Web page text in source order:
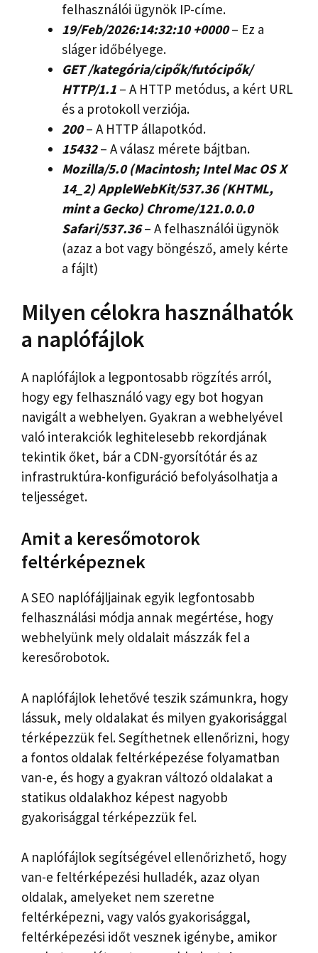
felhasználói ügynök IP-címe.
19/Feb/2026:14:32:10 +0000– Ez a
sláger időbélyege.
GET /kategória/cipők/futócipők/
HTTP/1.1 – A HTTP metódus, a kért URL
és a protokoll verziója.
200– A HTTP állapotkód.
15432– A válasz mérete bájtban.
Mozilla/5.0 (Macintosh; Intel Mac OS X
14_2) AppleWebKit/537.36 (KHTML,
mint a Gecko) Chrome/121.0.0.0
Safari/537.36– A felhasználói ügynök
(azaz a bot vagy böngésző, amely kérte
a fájlt)
Milyen célokra használhatók
a naplófájlok
A naplófájlok a legpontosabb rögzítés arról,
hogy egy felhasználó vagy egy bot hogyan
navigált a webhelyen. Gyakran a webhelyével
való interakciók leghitelesebb rekordjának
tekintik őket, bár a CDN-gyorsítótár és az
infrastruktúra-konfiguráció befolyásolhatja a
teljességet.
Amit a keresőmotorok
feltérképeznek
A SEO naplófájljainak egyik legfontosabb
felhasználási módja annak megértése, hogy
webhelyünk mely oldalait mászzák fel a
keresőrobotok.
A naplófájlok lehetővé teszik számunkra, hogy
lássuk, mely oldalakat és milyen gyakorisággal
térképezzük fel. Segíthetnek ellenőrizni, hogy
a fontos oldalak feltérképezése folyamatban
van-e, és hogy a gyakran változó oldalakat a
statikus oldalakhoz képest nagyobb
gyakorisággal térképezzük fel.
A naplófájlok segítségével ellenőrizhető, hogy
van-e feltérképezési hulladék, azaz olyan
oldalak, amelyeket nem szeretne
feltérképezni, vagy valós gyakorisággal,
feltérképezési időt vesznek igénybe, amikor